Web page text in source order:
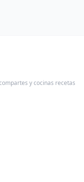
y cocinas recetas